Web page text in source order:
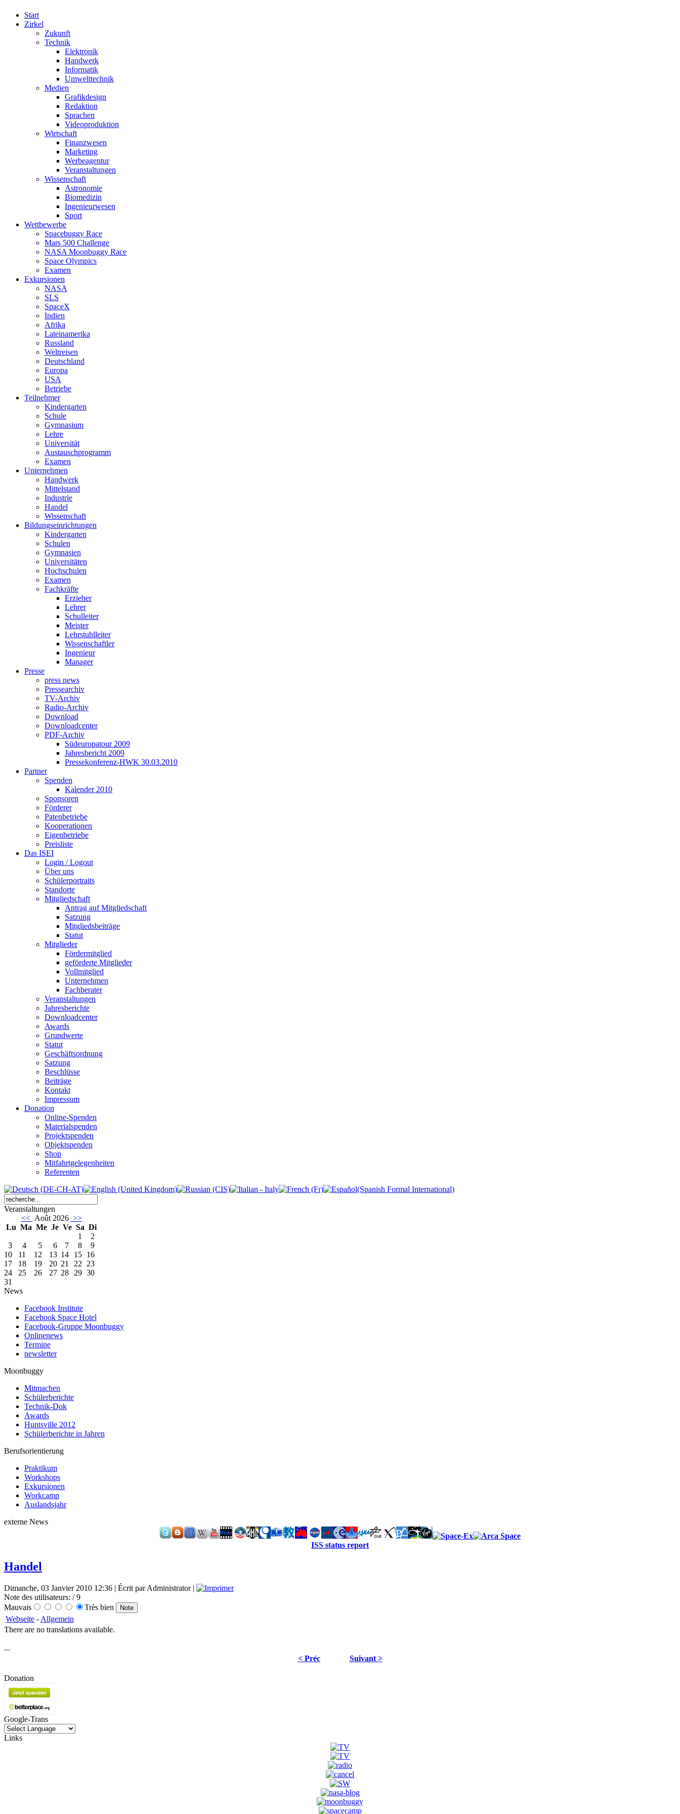
Start
Zirkel
Zukunft
Technik
Elektronik
Handwerk
Informatik
Umwelttechnik
Medien
Grafikdesign
Redaktion
Sprachen
Videoproduktion
Wirtschaft
Finanzwesen
Marketing
Werbeagentur
Veranstaltungen
Wissenschaft
Astronomie
Biomedizin
Ingenieurwesen
Sport
Wettbewerbe
Spacebuggy Race
Mars 500 Challenge
NASA Moonbuggy Race
Space Olympics
Examen
Exkursionen
NASA
SLS
SpaceX
Indien
Afrika
Lateinamerika
Russland
Weltreisen
Deutschland
Europa
USA
Betriebe
Teilnehmer
Kindergarten
Schule
Gymnasium
Lehre
Universität
Austauschprogramm
Examen
Unternehmen
Handwerk
Mittelstand
Industrie
Handel
Wissenschaft
Bildungseinrichtungen
Kindergarten
Schulen
Gymnasien
Universitäten
Hochschulen
Examen
Fachkräfte
Erzieher
Lehrer
Schulleiter
Meister
Lehrstuhlleiter
Wissenschaftler
Ingenieur
Manager
Presse
press news
Pressearchiv
TV-Archiv
Radio-Archiv
Download
Downloadcenter
PDF-Archiv
Südeuropatour 2009
Jahresbericht 2009
Pressekonferenz-HWK 30.03.2010
Partner
Spenden
Kalender 2010
Sponsoren
Förderer
Patenbetriebe
Kooperationen
Eigenbetriebe
Preisliste
Das ISEI
Login / Logout
Über uns
Schülerportraits
Standorte
Mitgliedschaft
Antrag auf Mitgliedschaft
Satzung
Mitgliedsbeiträge
Statut
Mitglieder
Fördermitglied
geförderte Mitglieder
Vollmitglied
Unternehmen
Fachberater
Veranstaltungen
Jahresberichte
Downloadcenter
Awards
Grundwerte
Statut
Geschäftsordnung
Satzung
Beschlüsse
Beiträge
Kontakt
Impressum
Donation
Online-Spenden
Materialspenden
Projektspenden
Objektspenden
Shop
Mitfahrtgelegenheiten
Referenten
Veranstaltungen
<< Août 2026 >>
Lu Ma Me Je Ve Sa Di
1
2
3
4 5 6 7 8
9
10
11 12 13 14 15 16
17
18 19 20 21 22 23
24
25 26 27 28 29 30
31
News
Facebook Institute
Facebook Space Hotel
Facebook-Gruppe Moonbuggy
Onlinenews
Termine
newsletter
Moonbuggy
Mitmachen
Schülerberichte
Technik-Dok
Awards
Huntsville 2012
Schülerberichte in Jahren
Berufsorientierung
Praktikum
Workshops
Exkursionen
Workcamp
Auslandsjahr
externe News
ISS status report
Handel
Dimanche, 03 Janvier 2010 12:36 | Écrit par Administrator |
Note des utilisateurs: / 9
Mauvais
Très bien
Webseite - Allgemein
There are no translations available.
...
< Préc
Suivant >
Donation
Google-Trans
Links